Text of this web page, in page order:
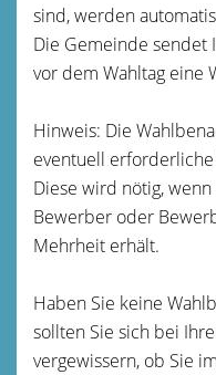
sind, werden
Die Gemeinde sendet
vor dem Wahltag eine
Hinweis: Die
eventuell erforderliche
Diese wird nötig,
Bewerber oder
Mehrheit erhält.
Haben Sie keine
sollten Sie sich bei
vergewissern, ob Sie